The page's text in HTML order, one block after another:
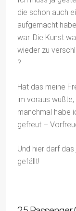
die schon auch
aufgemacht
war. Die Kunst
wieder zu
?
Hat das meine
im voraus
manchmal habe
gefreut –
Und hier darf
gefällt!